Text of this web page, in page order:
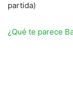
partida)
¿Qué te parece